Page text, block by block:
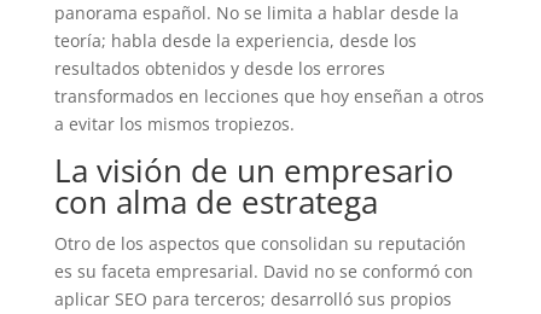
panorama español. No se limita a hablar desde la
teoría; habla desde la experiencia, desde los
resultados obtenidos y desde los errores
transformados en lecciones que hoy enseñan a otros
a evitar los mismos tropiezos.
La visión de un empresario
con alma de estratega
Otro de los aspectos que consolidan su reputación
es su faceta empresarial. David no se conformó con
aplicar SEO para terceros; desarrolló sus propios